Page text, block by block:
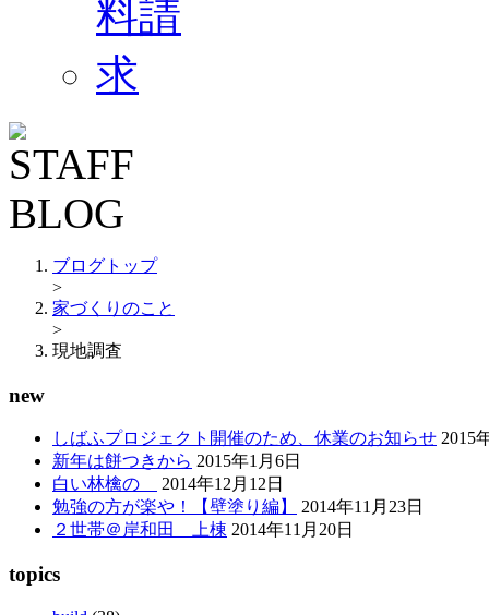
ブログトップ
>
家づくりのこと
>
現地調査
new
しばふプロジェクト開催のため、休業のお知らせ 2015
新年は餅つきから 2015年1月6日
白い林檎の
2014年12月12日
勉強の方が楽や！【壁塗り編】
2014年11月23日
２世帯＠岸和田 上棟 2014年11月20日
topics